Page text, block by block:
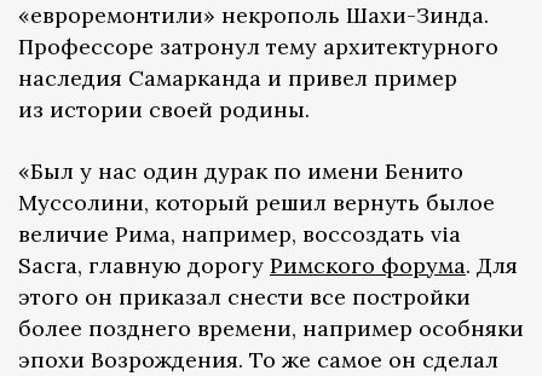
«евроремонтили» некрополь Шахи-Зинда.
Профессоре затронул тему архитектурного
наследия Самарканда и привел пример
из истории своей родины.
«Был у нас один дурак по имени Бенито
Муссолини, который решил вернуть былое
величие Рима, например, воссоздать via
Sacra, главную дорогу Римского форума. Для
этого он приказал снести все постройки
более позднего времени, например особняки
эпохи Возрождения. То же самое он сделал